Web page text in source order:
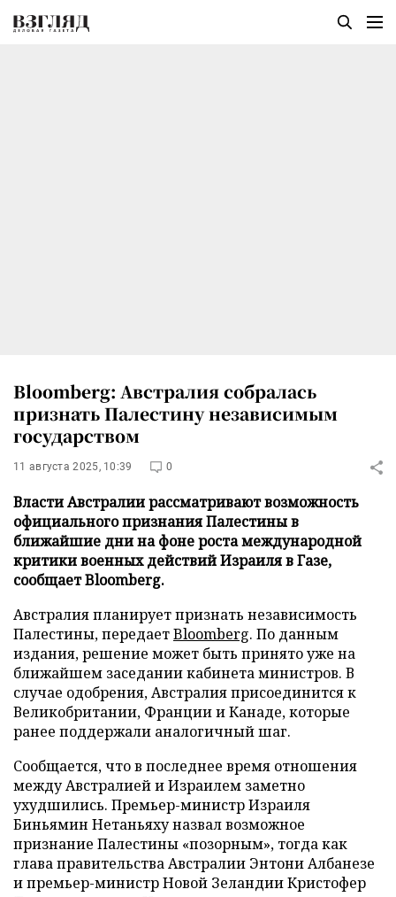
Bloomberg: Австралия собралась
признать Палестину независимым
государством
11 августа 2025, 10:39 0
Власти Австралии рассматривают возможность
официального признания Палестины в
ближайшие дни на фоне роста международной
критики военных действий Израиля в Газе,
сообщает Bloomberg.
Австралия планирует признать независимость
Палестины, передаетBloomberg. По данным
издания, решение может быть принято уже на
ближайшем заседании кабинета министров. В
случае одобрения, Австралия присоединится к
Великобритании, Франции и Канаде, которые
ранее поддержали аналогичный шаг.
Сообщается, что в последнее время отношения
между Австралией и Израилем заметно
ухудшились. Премьер-министр Израиля
Биньямин Нетаньяху назвал возможное
признание Палестины «позорным», тогда как
глава правительства Австралии Энтони Албанезе
и премьер-министр Новой Зеландии Кристофер